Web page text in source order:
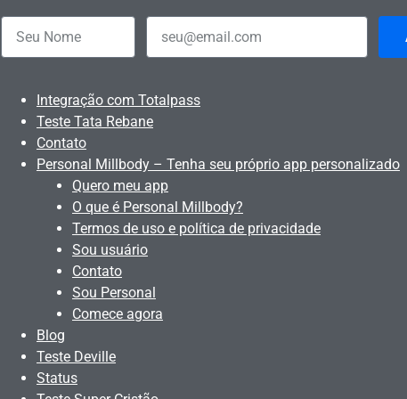
Integração com Totalpass
Teste Tata Rebane
Contato
Personal Millbody – Tenha seu próprio app personalizado
Quero meu app
O que é Personal Millbody?
Termos de uso e política de privacidade
Sou usuário
Contato
Sou Personal
Comece agora
Blog
Teste Deville
Status